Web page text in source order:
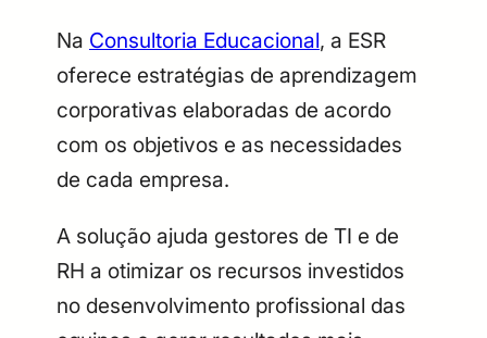
Na Consultoria Educacional, a ESR
oferece estratégias de aprendizagem
corporativas elaboradas de acordo
com os objetivos e as necessidades
de cada empresa.
A solução ajuda gestores de TI e de
RH a otimizar os recursos investidos
no desenvolvimento profissional das